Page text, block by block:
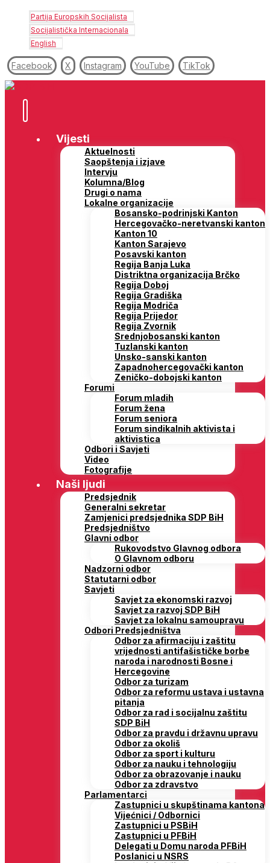
Partija Europskih Socijalista
Socijalistička Internacionala
English
Facebook X Instagram YouTube TikTok
Vijesti
Aktuelnosti
Saopštenja i izjave
Intervju
Kolumna/Blog
Drugi o nama
Lokalne organizacije
Bosansko-podrinjski Kanton
Hercegovačko-neretvanski kanton
Kanton 10
Kanton Sarajevo
Posavski kanton
Regija Banja Luka
Distriktna organizacija Brčko
Regija Doboj
Regija Gradiška
Regija Modriča
Regija Prijedor
Regija Zvornik
Srednjobosanski kanton
Tuzlanski kanton
Unsko-sanski kanton
Zapadnohercegovački kanton
Zeničko-dobojski kanton
Forumi
Forum mladih
Forum žena
Forum seniora
Forum sindikalnih aktivista i
aktivistica
Odbori i Savjeti
Video
Fotografije
Naši ljudi
Predsjednik
Generalni sekretar
Zamjenici predsjednika SDP BiH
Predsjedništvo
Glavni odbor
Rukovodstvo Glavnog odbora
O Glavnom odboru
Nadzorni odbor
Statutarni odbor
Savjeti
Savjet za ekonomski razvoj
Savjet za razvoj SDP BiH
Savjet za lokalnu samoupravu
Odbori Predsjedništva
Odbor za afirmaciju i zaštitu
vrijednosti antifašističke borbe
naroda i narodnosti Bosne i
Hercegovine
Odbor za turizam
Odbor za reformu ustava i ustavna
pitanja
Odbor za rad i socijalnu zaštitu
SDP BiH
Odbor za pravdu i državnu upravu
Odbor za okoliš
Odbor za sport i kulturu
Odbor za nauku i tehnologiju
Odbor za obrazovanje i nauku
Odbor za zdravstvo
Parlamentarci
Zastupnici u skupštinama kantona
Vijećnici / Odbornici
Zastupnici u PSBiH
Zastupnici u PFBiH
Delegati u Domu naroda PFBiH
Poslanici u NSRS